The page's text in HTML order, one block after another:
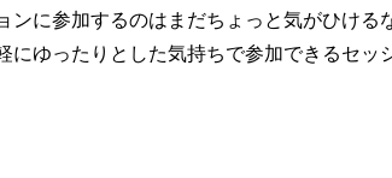
ンに参加するのはまだちょっと気がひける
ゆったりとした気持ちで参加できるセッ